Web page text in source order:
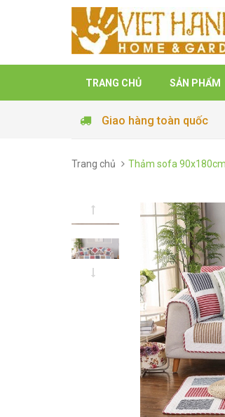
TRANG CHỦ SẢN PHẨM
Giao hàng toàn quốc
Trang chủ Thảm sofa